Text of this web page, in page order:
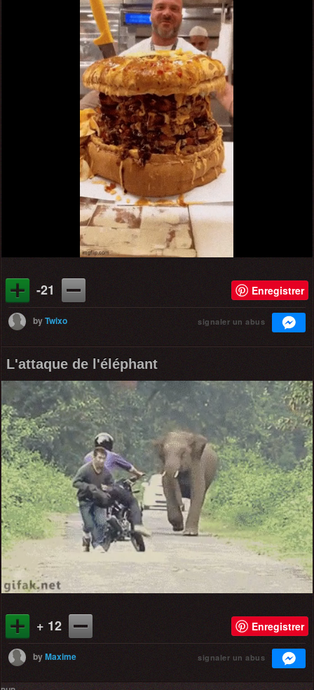
-21 Enregistrer
byTwixo signaler un abus
L'attaque de l'éléphant
+ 12 Enregistrer
byMaxime signaler un abus